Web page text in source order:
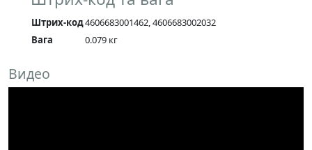
Штрих-код4606683001462, 4606683002032
Вага
0.079 кг
Видео